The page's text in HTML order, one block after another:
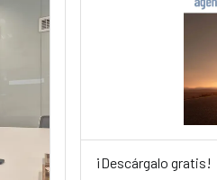
¡Descárgalo gratis!